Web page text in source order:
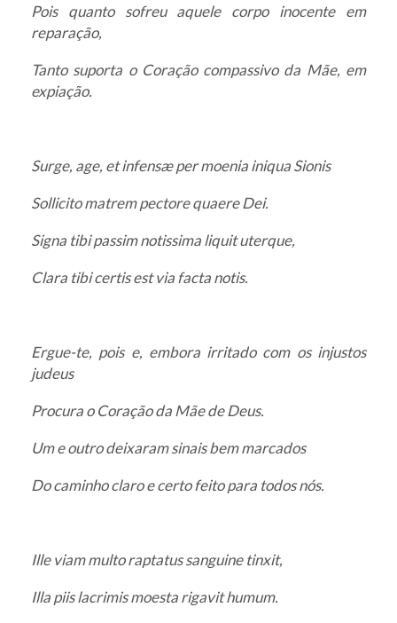
Pois quanto sofreu aquele corpo inocente em
reparação,
Tanto suporta o Coração compassivo da Mãe, em
expiação.
Surge, age, et infensæ per moenia iniqua Sionis
Sollicito matrem pectore quaere Dei.
Signa tibi passim notissima liquit uterque,
Clara tibi certis est via facta notis.
Ergue-te, pois e, embora irritado com os injustos
judeus
Procura o Coração da Mãe de Deus.
Um e outro deixaram sinais bem marcados
Do caminho claro e certo feito para todos nós.
Ille viam multo raptatus sanguine tinxit,
Illa piis lacrimis moesta rigavit humum.